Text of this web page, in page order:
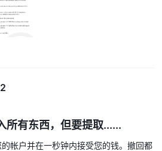
所有东西，但要提取......
帐户并在一秒钟内接受您的钱。撤回都